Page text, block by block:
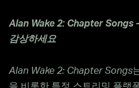
Alan Wake 2: Chapter Songs
감상하세요
Alan Wake 2: Chapter Songs